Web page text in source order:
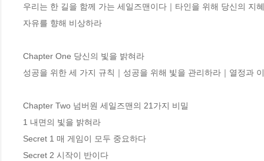
우리는 한 길을 함께 가는 세일즈맨이다｜타인을 위해 당신의 지
자유를 향해 비상하라
Chapter One 당신의 빛을 밝혀라
성공을 위한 세 가지 규칙｜성공을 위해 빛을 관리하라｜열정과
Chapter Two 넘버원 세일즈맨의 21가지 비밀
1 내면의 빛을 밝혀라
Secret 1 매 게임이 모두 중요하다
Secret 2 시작이 반이다